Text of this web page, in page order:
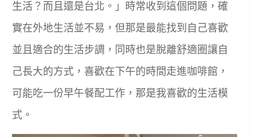
生活？而且還是台北。」時常收到這個問題，確
實在外地生活並不易，但那是最能找到自己喜歡
並且適合的生活步調，同時也是脫離舒適圈讓自
己長大的方式，喜歡在下午的時間走進咖啡館，
可能吃一份早午餐配工作，那是我喜歡的生活模
式。